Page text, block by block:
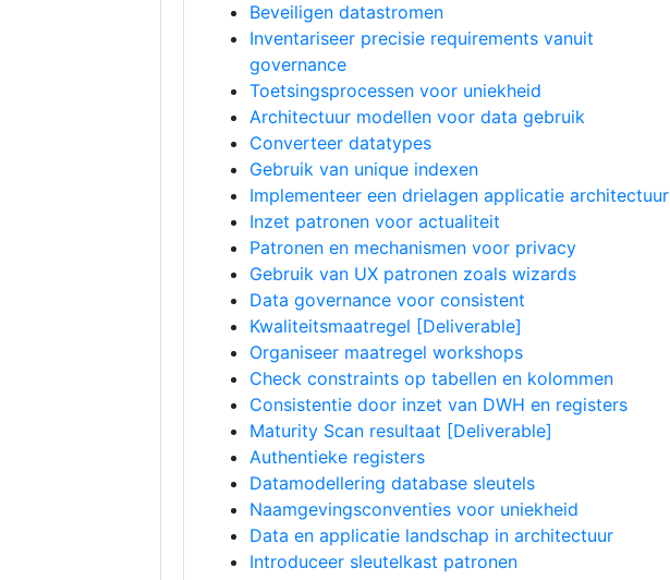
Beveiligen datastromen
Inventariseer precisie requirements vanuit
governance
Toetsingsprocessen voor uniekheid
Architectuur modellen voor data gebruik
Converteer datatypes
Gebruik van unique indexen
Implementeer een drielagen applicatie architectuur
Inzet patronen voor actualiteit
Patronen en mechanismen voor privacy
Gebruik van UX patronen zoals wizards
Data governance voor consistent
Kwaliteitsmaatregel [Deliverable]
Organiseer maatregel workshops
Check constraints op tabellen en kolommen
Consistentie door inzet van DWH en registers
Maturity Scan resultaat [Deliverable]
Authentieke registers
Datamodellering database sleutels
Naamgevingsconventies voor uniekheid
Data en applicatie landschap in architectuur
Introduceer sleutelkast patronen